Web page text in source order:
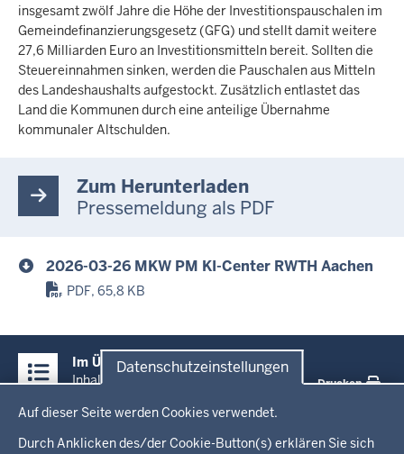
Datenschutzeinstellungen
Auf dieser Seite werden Cookies verwendet.
Durch Anklicken des/der Cookie-Button(s) erklären Sie sich
insgesamt zwölf Jahre die Höhe der Investitionspauschalen im
Gemeindefinanzierungsgesetz (GFG) und stellt damit weitere
27,6 Milliarden Euro an Investitionsmitteln bereit. Sollten die
Steuereinnahmen sinken, werden die Pauschalen aus Mitteln
des Landeshaushalts aufgestockt. Zusätzlich entlastet das
Land die Kommunen durch eine anteilige Übernahme
kommunaler Altschulden.
Zum Herunterladen
Pressemeldung als PDF
2026-03-26 MKW PM KI-Center RWTH Aachen
PDF, 65,8 KB
Inhalte
Im Überblick
Inhalt
Drucken
Menü
in
Startseite